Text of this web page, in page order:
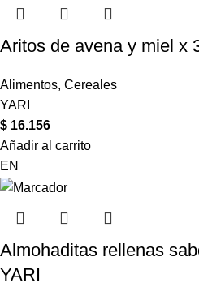
Aritos de avena y miel x
Alimentos, Cereales
YARI
$ 16.156
Añadir al carrito
EN
Almohaditas rellenas
YARI